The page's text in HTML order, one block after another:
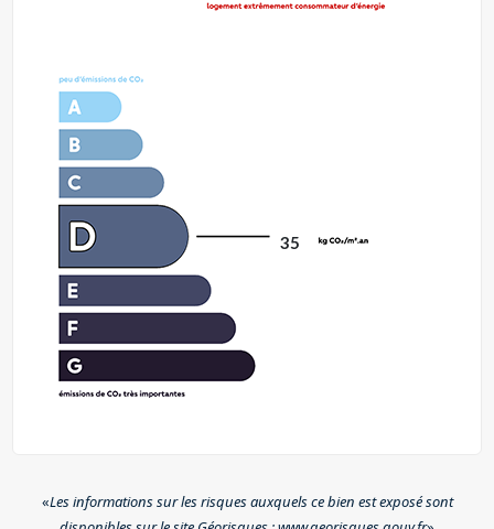
35
«Les informations sur les risques auxquels ce bien est exposé sont